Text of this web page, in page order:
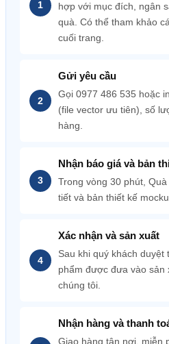
hợp với mục đích, ngân
quà. Có thể tham khảo
cuối trang.
Gửi yêu cầu
Gọi 0977 486 535 hoặc
(file vector ưu tiên), số
hàng.
Nhận báo giá và bản
Trong vòng 30 phút,
tiết và bản thiết kế
Xác nhận và sản xuất
Sau khi quý khách duyệt
phẩm được đưa vào sản
chúng tôi.
Nhận hàng và thanh
Giao hàng tận nơi, miễn